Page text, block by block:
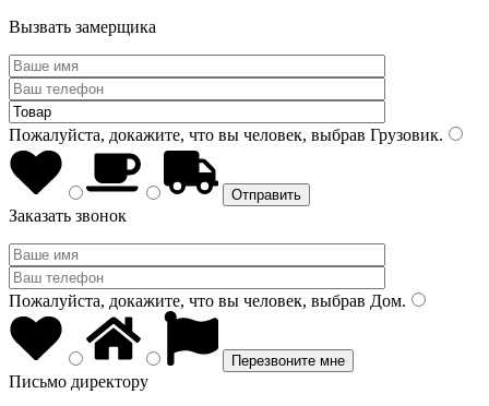
Вызвать замерщика
Пожалуйста, докажите, что вы человек, выбрав Грузовик.
Заказать звонок
Пожалуйста, докажите, что вы человек, выбрав Дом.
Письмо директору